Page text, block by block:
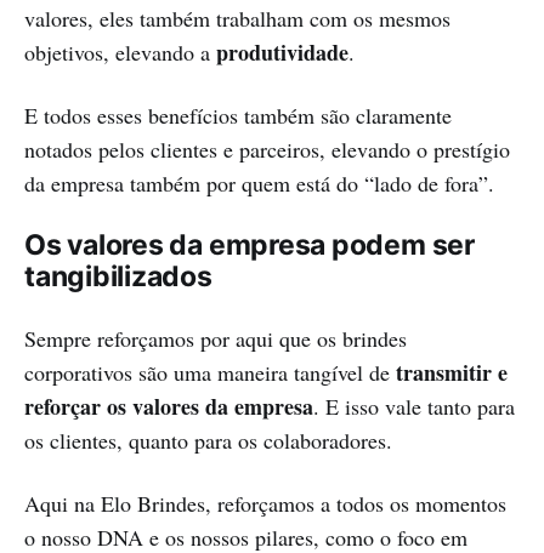
valores, eles também trabalham com os mesmos
objetivos, elevando a produtividade.
E todos esses benefícios também são claramente
notados pelos clientes e parceiros, elevando o prestígio
da empresa também por quem está do “lado de fora”.
Os valores da empresa podem ser
tangibilizados
Sempre reforçamos por aqui que os brindes
corporativos são uma maneira tangível de transmitir e
reforçar os valores da empresa. E isso vale tanto para
os clientes, quanto para os colaboradores.
Aqui na Elo Brindes, reforçamos a todos os momentos
o nosso DNA e os nossos pilares, como o foco em